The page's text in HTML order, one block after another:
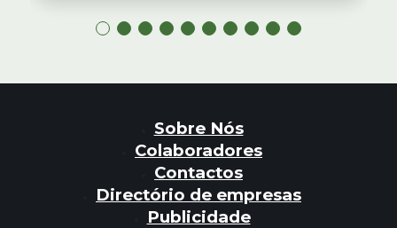
Sobre Nós
Colaboradores
Contactos
Directório de empresas
Publicidade